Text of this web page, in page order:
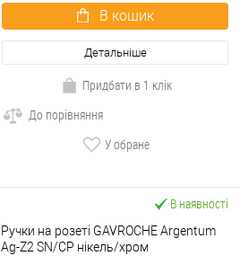
В кошик
Детальніше
Придбати в 1 клік
До порівняння
У обране
В наявності
Ручки на розеті GAVROCHE Argentum
Ag-Z2 SN/CP нікель/хром